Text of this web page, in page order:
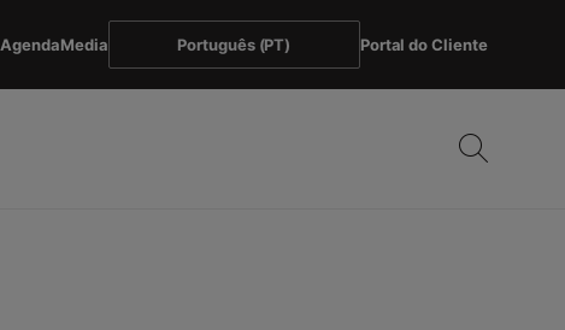
AgendaMedia Português (PT) Portal do Cliente